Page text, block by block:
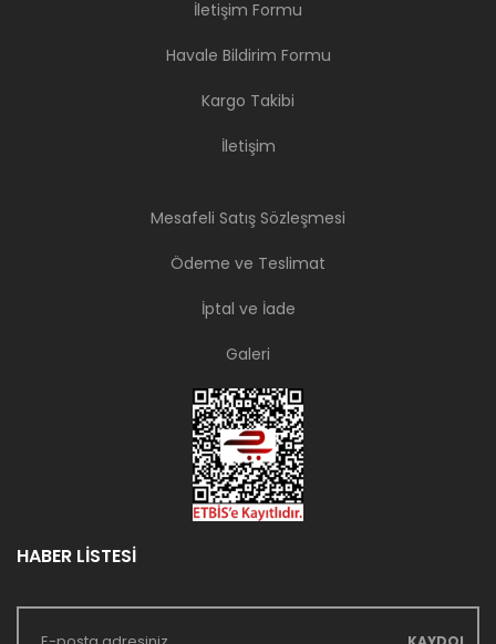
İletişim Formu
Havale Bildirim Formu
Kargo Takibi
İletişim
Mesafeli Satış Sözleşmesi
Ödeme ve Teslimat
İptal ve İade
Galeri
HABER LİSTESİ